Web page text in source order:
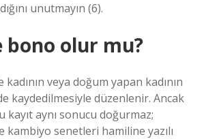
unutmayın (6).
bono olur mu?
veya doğum yapan kadının
kaydedilmesiyle düzenlenir. Ancak
kayıt aynı sonucu doğurmaz;
kambiyo senetleri hamiline yazılı